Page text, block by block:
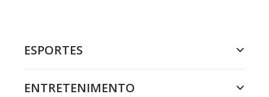
ESPORTES
ENTRETENIMENTO